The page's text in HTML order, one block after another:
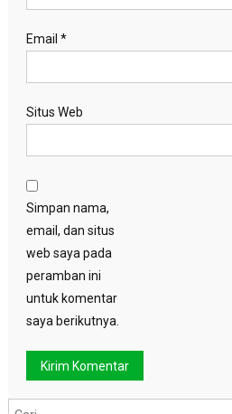
Email *
Situs Web
Simpan nama,
email, dan situs
web saya pada
peramban ini
untuk komentar
saya berikutnya.